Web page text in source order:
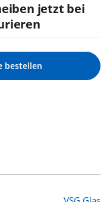
jetzt bei
bestellen